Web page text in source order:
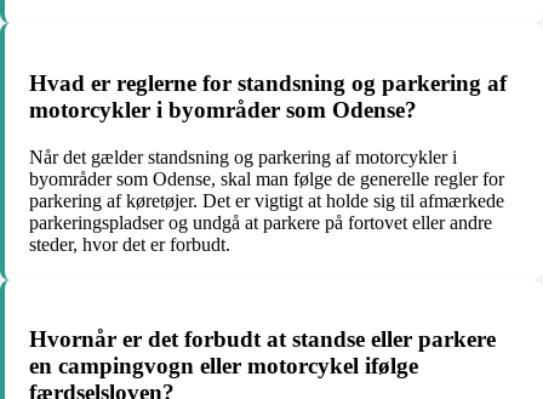
Hvad er reglerne for standsning og parkering af
motorcykler i byområder som Odense?
Når det gælder standsning og parkering af motorcykler i
byområder som Odense, skal man følge de generelle regler for
parkering af køretøjer. Det er vigtigt at holde sig til afmærkede
parkeringspladser og undgå at parkere på fortovet eller andre
steder, hvor det er forbudt.
Hvornår er det forbudt at standse eller parkere
en campingvogn eller motorcykel ifølge
færdselsloven?